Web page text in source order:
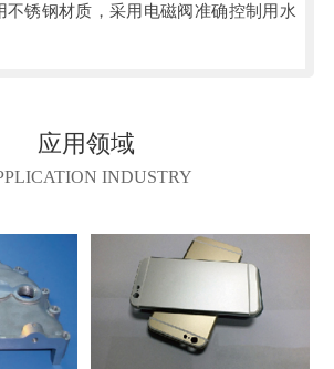
不锈钢材质，采用电磁阀准确控制用水
应用领域
INDUSTRY